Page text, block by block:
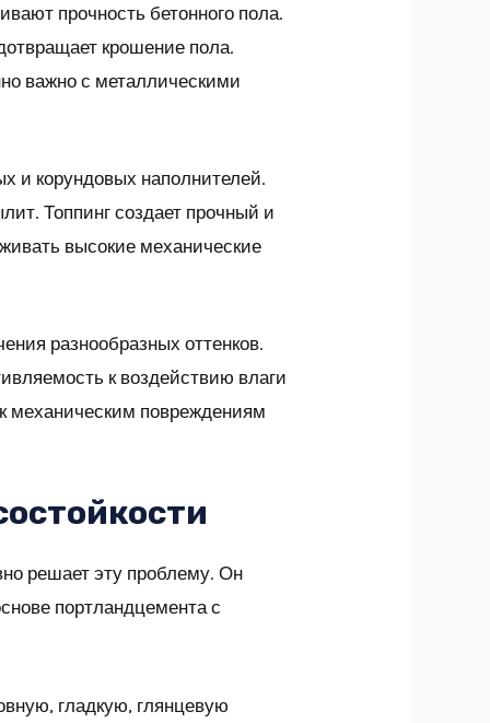
прочность бетонного пола.
крошение пола.
важно с металлическими
и корундовых наполнителей.
Топпинг создает прочный и
высокие механические
разнообразных оттенков.
к воздействию влаги
механическим повреждениям
решает эту проблему. Он
портландцемента с
гладкую, глянцевую